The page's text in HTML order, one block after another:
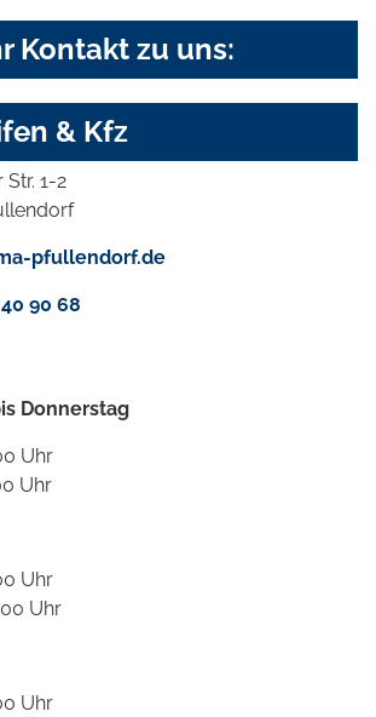
Kontakt zu uns:
& Kfz
Str. 1-2
pfullendorf.de
90 68
Donnerstag
Uhr
Uhr
Uhr
Uhr
Uhr